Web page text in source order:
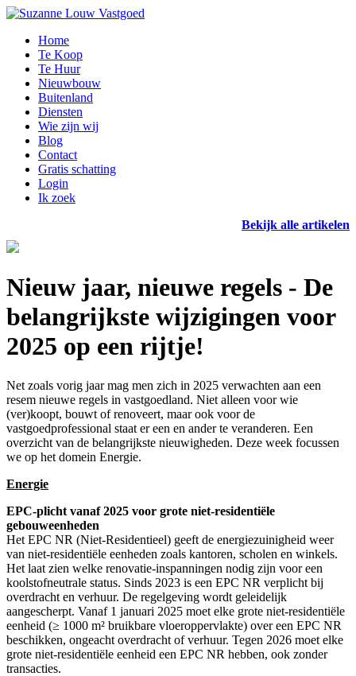
Home
Te Koop
Te Huur
Nieuwbouw
Buitenland
Diensten
Wie zijn wij
Blog
Contact
Gratis schatting
Login
Ik zoek
Bekijk alle artikelen
Nieuw jaar, nieuwe regels - De
belangrijkste wijzigingen voor
2025 op een rijtje!
Net zoals vorig jaar mag men zich in 2025 verwachten aan een
resem nieuwe regels in vastgoedland. Niet alleen voor wie
(ver)koopt, bouwt of renoveert, maar ook voor de
vastgoedprofessional staat er een en ander te veranderen. Een
overzicht van de belangrijkste nieuwigheden. Deze week focussen
we op het domein Energie.
Energie
EPC-plicht vanaf 2025 voor grote niet-residentiële
gebouweenheden
Het EPC NR (Niet-Residentieel) geeft de energiezuinigheid weer
van niet-residentiële eenheden zoals kantoren, scholen en winkels.
Het laat zien welke renovatie-inspanningen nodig zijn voor een
koolstofneutrale status. Sinds 2023 is een EPC NR verplicht bij
overdracht en verhuur. De regelgeving wordt geleidelijk
aangescherpt. Vanaf 1 januari 2025 moet elke grote niet-residentiële
eenheid (≥ 1000 m² bruikbare vloeroppervlakte) over een EPC NR
beschikken, ongeacht overdracht of verhuur. Tegen 2026 moet elke
grote niet-residentiële eenheid een EPC NR hebben, ook zonder
transacties.